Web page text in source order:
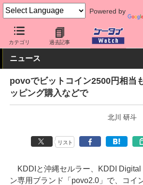
Powered by
カテゴリ 過去記事
ケータイ Watch キャリア au povo
ニュース
povoでビットコイン2500円相当
ッピング購入などで
北川 研斗
リスト
KDDIと沖縄セルラー、KDDI Digital
ン専用ブランド「povo2.0」で、コイ